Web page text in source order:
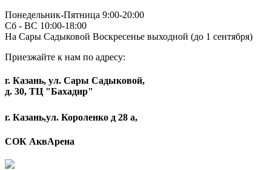
Понедельник-Пятница 9:00-20:00
Сб - ВС 10:00-18:00
На Сары Садыковой Воскресенье выходной (до 1 сентября)
Приезжайте к нам по адресу:
г. Казань, ул. Сары Садыковой,
д. 30, ТЦ "Бахадир"
г. Казань,ул. Короленко д 28 а,
СОК АквАрена